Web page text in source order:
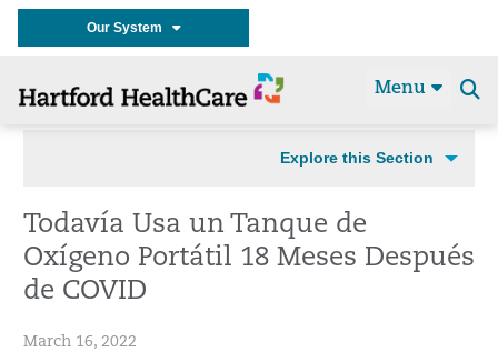
Our System
Menu
Explore this Section
Todavía Usa un Tanque de
Oxígeno Portátil 18 Meses Después
de COVID
March 16, 2022